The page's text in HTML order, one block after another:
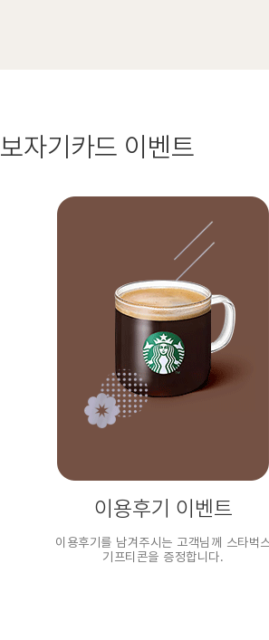
보자기카드 이벤트
이용후기 이벤트
이용후기를 남겨주시는 고객님께 스타벅스
기프티콘을 증정합니다.